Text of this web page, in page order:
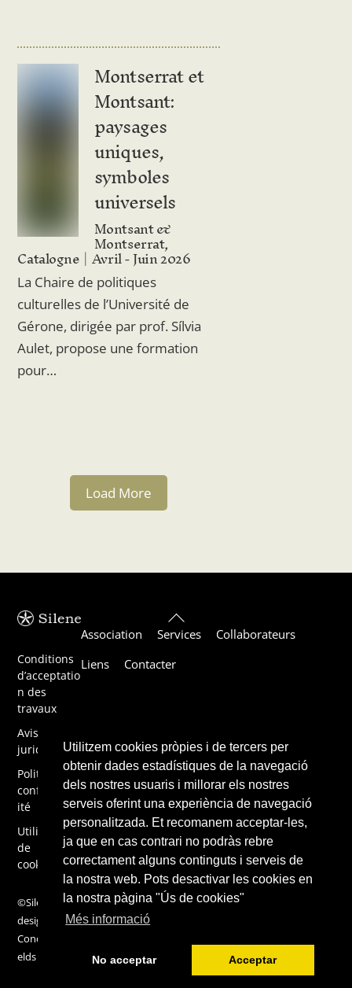
Utilitzem cookies pròpies i de tercers per
obtenir dades estadístiques de la navegació
dels nostres usuaris i millorar els nostres
serveis oferint una experiència de navegació
personalitzada. Et recomanem acceptar-les,
ja que en cas contrari no podràs rebre
correctament alguns continguts i serveis de
la nostra web. Pots desactivar les cookies en
la nostra pàgina "Ús de cookies"
Més informació
No acceptar Acceptar
Montserrat et
Montsant:
paysages
uniques,
symboles
universels
Montsant &
Montserrat,
Catalogne Avril - Juin 2026
La Chaire de politiques
culturelles de l’Université de
Gérone, dirigée par prof. Sílvia
Aulet, propose une formation
pour…
Load More
Back
To
Top
Conditions
d’acceptatio
n des
travaux
Avis
juridique
Politique de
confidential
ité
Utilisation
de
cookies
©Silene 2019,
design by
ConcentricFi
elds
Association Services
Collaborateurs
Liens
Contacter